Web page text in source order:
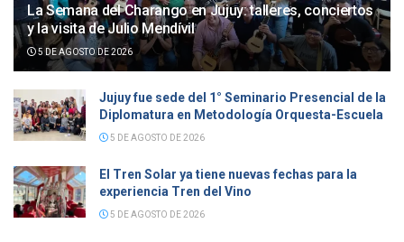
La Semana del Charango en Jujuy: talleres, conciertos
y la visita de Julio Mendívil
5 DE AGOSTO DE 2026
Jujuy fue sede del 1° Seminario Presencial de la
Diplomatura en Metodología Orquesta-Escuela
5 DE AGOSTO DE 2026
El Tren Solar ya tiene nuevas fechas para la
experiencia Tren del Vino
5 DE AGOSTO DE 2026